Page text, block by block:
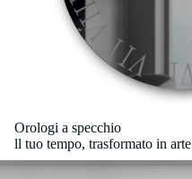
Orologi a specchio
ll tuo tempo, trasformato in arte